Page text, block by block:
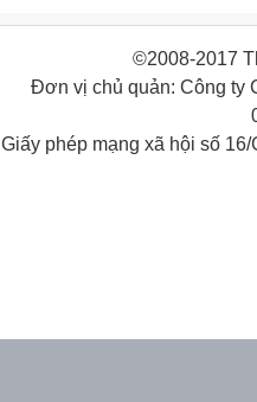
©2008-2017
Đơn vị chủ quản: Công ty
Giấy phép mạng xã hội số